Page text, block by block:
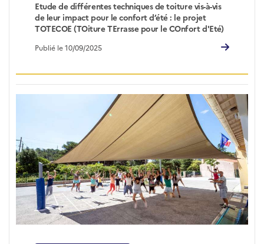
Etude de différentes techniques de toiture vis-à-vis
de leur impact pour le confort d’été : le projet
TOTECOE (TOiture TErrasse pour le COnfort d'Eté)
Publié le 10/09/2025